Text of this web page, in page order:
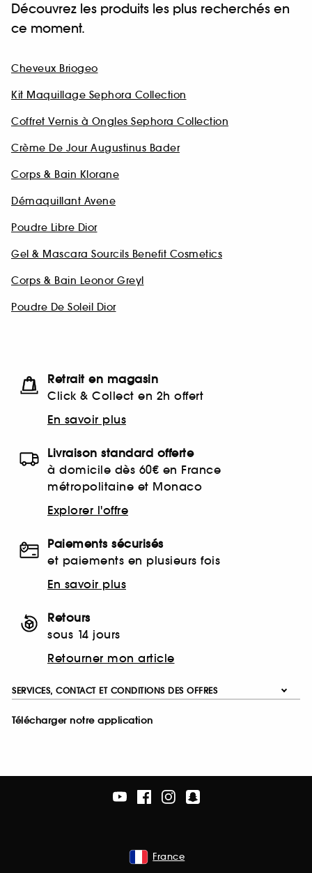
Découvrez les produits les plus recherchés en
ce moment.
Cheveux Briogeo
Kit Maquillage Sephora Collection
Coffret Vernis à Ongles Sephora Collection
Crème De Jour Augustinus Bader
Corps & Bain Klorane
Démaquillant Avene
Poudre Libre Dior
Gel & Mascara Sourcils Benefit Cosmetics
Corps & Bain Leonor Greyl
Poudre De Soleil Dior
Retrait en magasin
Click & Collect en 2h offert
En savoir plus
Livraison standard offerte
à domicile dès 60€ en France
métropolitaine et Monaco
Explorer l'offre
Paiements sécurisés
et paiements en plusieurs fois
En savoir plus
Retours
sous 14 jours
Retourner mon article
SERVICES, CONTACT ET CONDITIONS DES OFFRES
Télécharger notre application
France